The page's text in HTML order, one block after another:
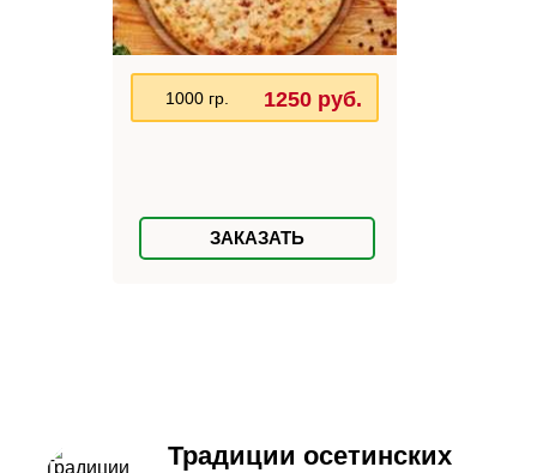
1000 гр. 1250 руб.
ЗАКАЗАТЬ
Традиции осетинских